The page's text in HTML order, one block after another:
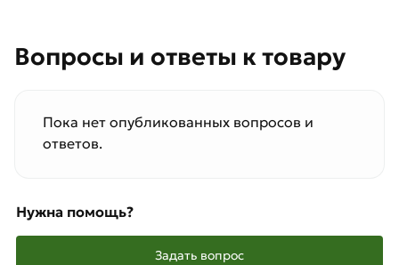
Вопросы и ответы к товару
Пока нет опубликованных вопросов и
ответов.
Нужна помощь?
Задать вопрос